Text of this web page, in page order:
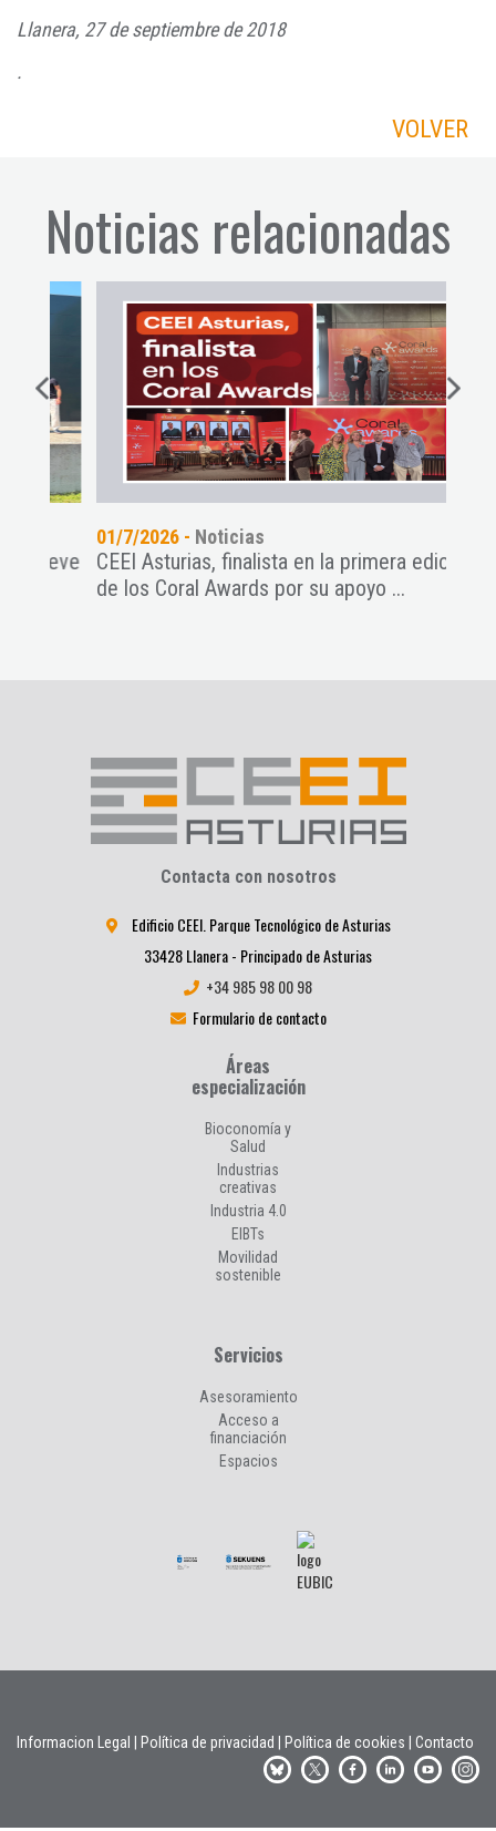
Llanera, 27 de septiembre de 2018
.
VOLVER
Noticias relacionadas
01/7/2026 -Noticias
CEEI Asturias, finalista en la primera edición
de los Coral Awards por su apoyo ...
Contacta con nosotros
Edificio CEEI. Parque Tecnológico de Asturias
33428 Llanera - Principado de Asturias
+34 985 98 00 98
Formulario de contacto
Áreas
especialización
Bioconomía y
Salud
Industrias
creativas
Industria 4.0
EIBTs
Movilidad
sostenible
Servicios
Asesoramiento
Acceso a
financiación
Espacios
Informacion Legal Política de privacidad Política de cookies Contacto